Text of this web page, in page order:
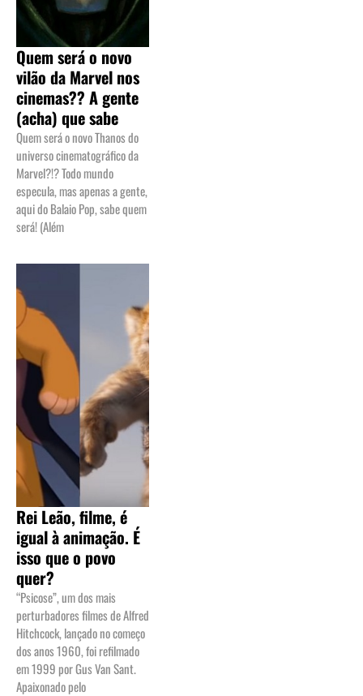
Quem será o novo
vilão da Marvel nos
cinemas?? A gente
(acha) que sabe
Quem será o novo Thanos do
universo cinematográfico da
Marvel?!? Todo mundo
especula, mas apenas a gente,
aqui do Balaio Pop, sabe quem
será! (Além
Rei Leão, filme, é
igual à animação. É
isso que o povo
quer?
“Psicose”, um dos mais
perturbadores filmes de Alfred
Hitchcock, lançado no começo
dos anos 1960, foi refilmado
em 1999 por Gus Van Sant.
Apaixonado pelo